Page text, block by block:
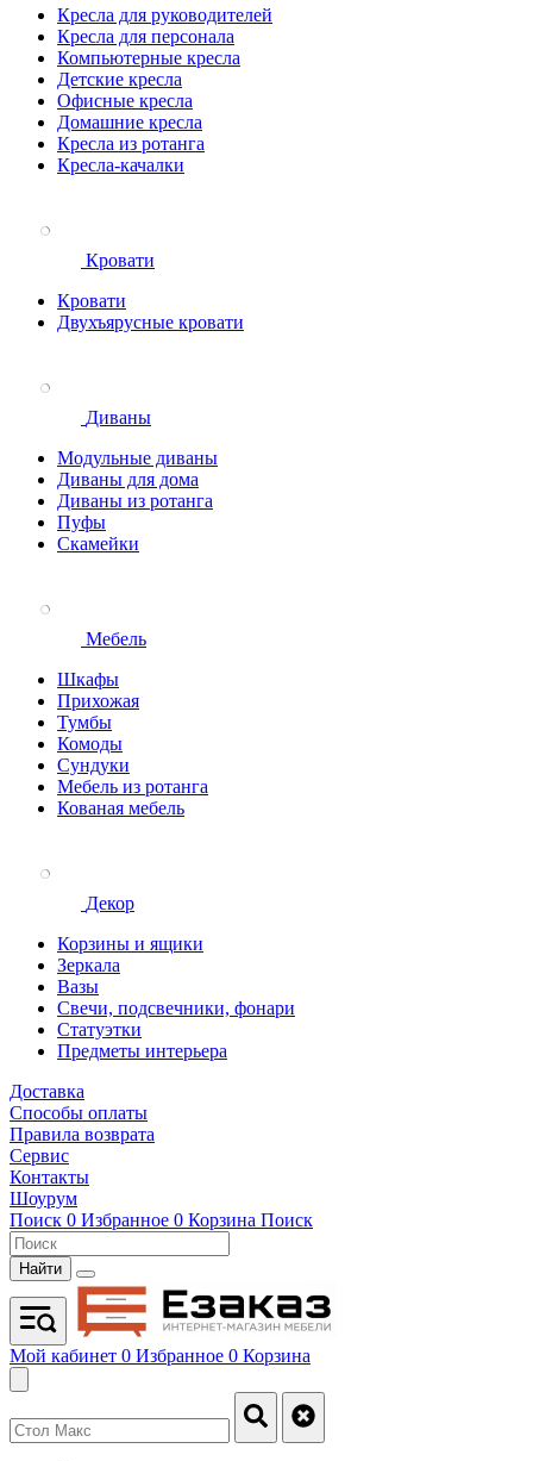
Кресла для руководителей
Кресла для персонала
Компьютерные кресла
Детские кресла
Офисные кресла
Домашние кресла
Кресла из ротанга
Кресла-качалки
Кровати
Кровати
Двухъярусные кровати
Диваны
Модульные диваны
Диваны для дома
Диваны из ротанга
Пуфы
Скамейки
Мебель
Шкафы
Прихожая
Тумбы
Комоды
Сундуки
Мебель из ротанга
Кованая мебель
Декор
Корзины и ящики
Зеркала
Вазы
Свечи, подсвечники, фонари
Статуэтки
Предметы интерьера
Доставка
Способы оплаты
Правила возврата
Сервис
Контакты
Шоурум
Поиск 0 Избранное 0 Корзина Поиск
Найти
Мой кабинет 0 Избранное 0 Корзина